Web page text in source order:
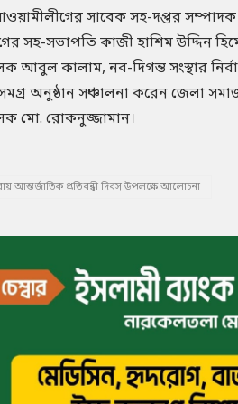
সাবেক সহ-দপ্তর সম্পাদক
সহ-সভাপতি কাজী হাশিম উদ্দিন
আবুল কালাম, নব-দিগন্ত সংস্থার
অনুষ্ঠান সঞ্চালনা করেন জেলা
মো. রোকনুজ্জামান।
আন্তর্জাতিক প্রতিবন্ধী দিবস উপলক্ষে আলোচনা